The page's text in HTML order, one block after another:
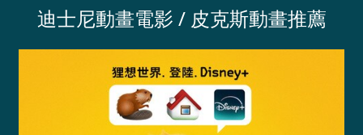
迪士尼動畫電影 / 皮克斯動畫推薦